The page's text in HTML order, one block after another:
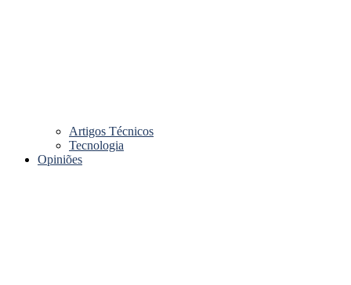
Artigos Técnicos
Tecnologia
Opiniões